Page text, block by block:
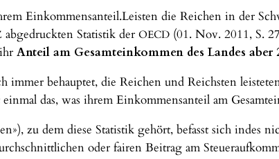
Leisten die Reichen in der
abgedruckten Statistik der OECD (01. Nov. 2011, S.
Anteil am Gesamteinkommen des Landes aber
immer behauptet, die Reichen und Reichsten
das, was ihrem Einkommensanteil am
zu dem diese Statistik gehört, befasst sich indes
oder fairen Beitrag am